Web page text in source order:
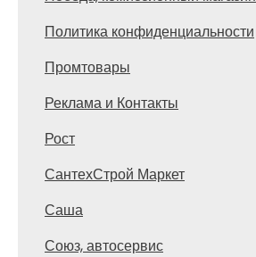
Политика конфиденциальности
Промтовары
Реклама и Контакты
Рост
СантехСтрой Маркет
Саша
Союз, автосервис